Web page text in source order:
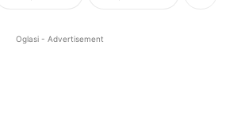
Oglasi - Advertisement